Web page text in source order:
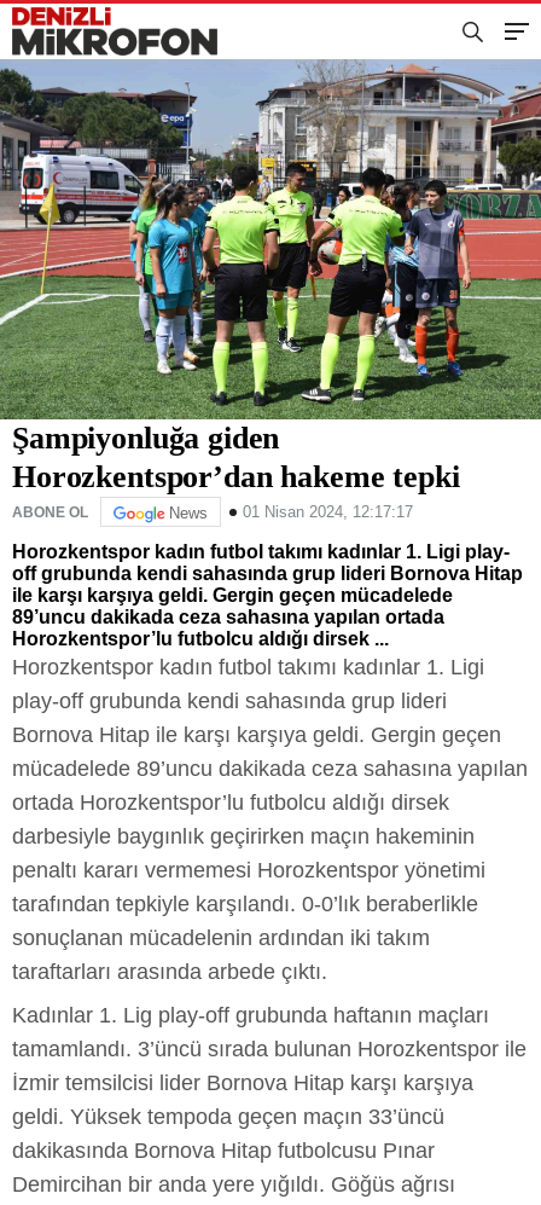
Şampiyonluğa giden
Horozkentspor’dan hakeme tepki
ABONE OL News 01 Nisan 2024, 12:17:17
Horozkentspor kadın futbol takımı kadınlar 1. Ligi play-
off grubunda kendi sahasında grup lideri Bornova Hitap
ile karşı karşıya geldi. Gergin geçen mücadelede
89’uncu dakikada ceza sahasına yapılan ortada
Horozkentspor’lu futbolcu aldığı dirsek ...
Horozkentspor kadın futbol takımı kadınlar 1. Ligi
play-off grubunda kendi sahasında grup lideri
Bornova Hitap ile karşı karşıya geldi. Gergin geçen
mücadelede 89’uncu dakikada ceza sahasına yapılan
ortada Horozkentspor’lu futbolcu aldığı dirsek
darbesiyle baygınlık geçirirken maçın hakeminin
penaltı kararı vermemesi Horozkentspor yönetimi
tarafından tepkiyle karşılandı. 0-0’lık beraberlikle
sonuçlanan mücadelenin ardından iki takım
taraftarları arasında arbede çıktı.
Kadınlar 1. Lig play-off grubunda haftanın maçları
tamamlandı. 3’üncü sırada bulunan Horozkentspor ile
İzmir temsilcisi lider Bornova Hitap karşı karşıya
geldi. Yüksek tempoda geçen maçın 33’üncü
dakikasında Bornova Hitap futbolcusu Pınar
Demircihan bir anda yere yığıldı. Göğüs ağrısı